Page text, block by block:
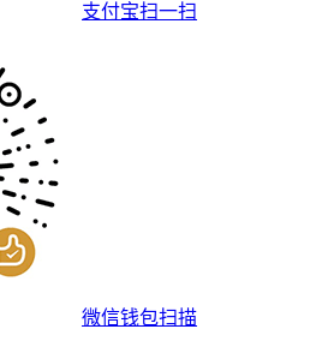
支付宝扫一扫
微信钱包扫描